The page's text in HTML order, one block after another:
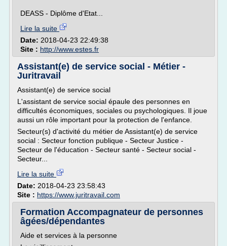
DEASS - Diplôme d'Etat...
Lire la suite
Date: 2018-04-23 22:49:38
Site : http://www.estes.fr
Assistant(e) de service social - Métier -
Juritravail
Assistant(e) de service social
L'assistant de service social épaule des personnes en
difficultés économiques, sociales ou psychologiques. Il joue
aussi un rôle important pour la protection de l'enfance.
Secteur(s) d'activité du métier de Assistant(e) de service
social : Secteur fonction publique - Secteur Justice -
Secteur de l'éducation - Secteur santé - Secteur social -
Secteur...
Lire la suite
Date: 2018-04-23 23:58:43
Site : https://www.juritravail.com
Formation Accompagnateur de personnes
âgées/dépendantes
Aide et services à la personne